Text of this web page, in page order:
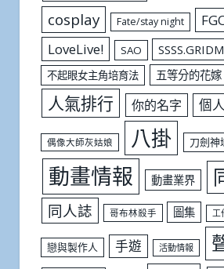
cosplay Fate/stay night
LoveLive! SAO
不起眼女主角培育法 五等分的花嫁
人氣排行 你的名字 個
偶像大師灰姑娘 八掛 刀劍神
動畫情報 動畫業界
同人誌 哥布林殺手 圖集 工
戀與製作人 手遊 活動情報